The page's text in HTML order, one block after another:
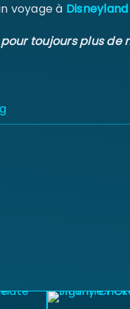
voyage à
toujours plus de